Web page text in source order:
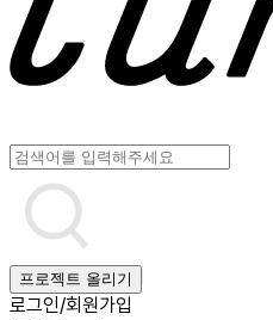
프로젝트 올리기
로그인/회원가입